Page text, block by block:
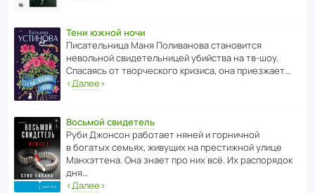
Тени южной ночи
Писа­тель­ница Маня Поли­ва­нова стано­вится
невольной свиде­тель­ницей убийства на тв-шоу.
Спасаясь от твор­че­с­кого кризиса, она приезжает…
‹Далее›
Восьмой свидетель
Руби Джонсон рабо­тает няней и горни­чной
в богатых семьях, живущих на прес­ти­жной улице
Манх­эт­тена. Она знает про них всё. Их распо­рядок
дня…
‹Далее›